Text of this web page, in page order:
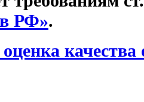
в РФ».
качества